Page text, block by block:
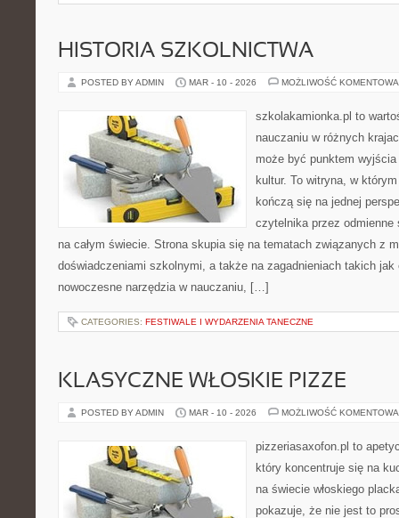
HISTORIA SZKOLNICTWA
POSTED BY ADMIN MAR - 10 - 2026 MOŻLIWOŚĆ
szkolakamionka.pl to
nauczaniu w różnych
może być punktem
kultur. To witryna, w
kończą się na jednej
czytelnika przez odmienne
na całym świecie. Strona skupia się na tematach związanych z
doświadczeniami szkolnymi, a także na zagadnieniach takich
nowoczesne narzędzia w nauczaniu, […]
CATEGORIES: FESTIWALE I WYDARZENIA TANECZNE
KLASYCZNE WŁOSKIE PIZZE
POSTED BY ADMIN MAR - 10 - 2026 MOŻLIWOŚĆ
pizzeriasaxofon.pl to
który koncentruje się na
na świecie włoskiego
pokazuje, że nie jest to